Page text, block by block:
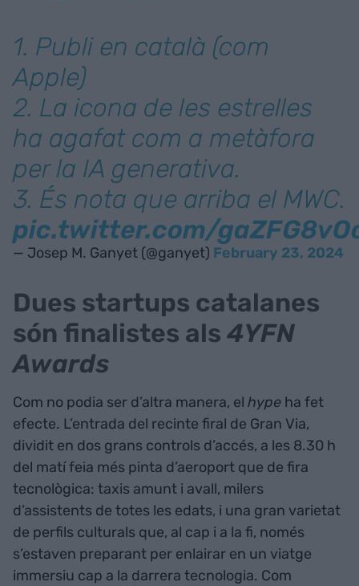
1. Publi en català (com
Apple)
2. La icona de les estrelles
ha agafat com a metàfora
per la IA generativa.
3. És nota que arriba el MWC.
pic.twitter.com/
— Josep M. Ganyet (@ganyet) February 23, 2024
Dues startups catalanes
són finalistes als 4YFN
Awards
Com no podia ser d’altra manera, el hype ha fet
efecte. L’entrada del recinte firal de Gran Via,
dividit en dos grans controls d’accés, a les 8.30 h
del matí feia més pinta d’aeroport que de fira
tecnològica: taxis amunt i avall, milers
d’assistents de totes les edats, i una gran varietat
de perfils culturals que, al cap i a la fi, només
s’estaven preparant per enlairar en un viatge
immersiu cap a la darrera tecnologia. Com